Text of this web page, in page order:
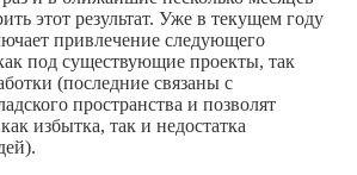
этот результат. Уже в текущем году
привлечение следующего
под существующие проекты, так
(последние связаны с
пространства и позволят
избытка, так и недостатка